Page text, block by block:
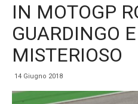
IN MOTOGP
GUARDINGO
MISTERIOSO
14 Giugno 2018